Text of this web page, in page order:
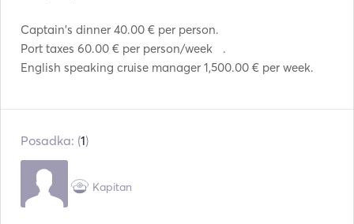
Deck Jacuzzi Blatniki
Pištola za rakete Vodiči in zemljevidi
Radar
VHF
Captain's dinner 40.00 € per person.
Port taxes 60.00 € per person/week	.
English speaking cruise manager 1,500.00 € per week.
Posadka: (1)
Kapitan